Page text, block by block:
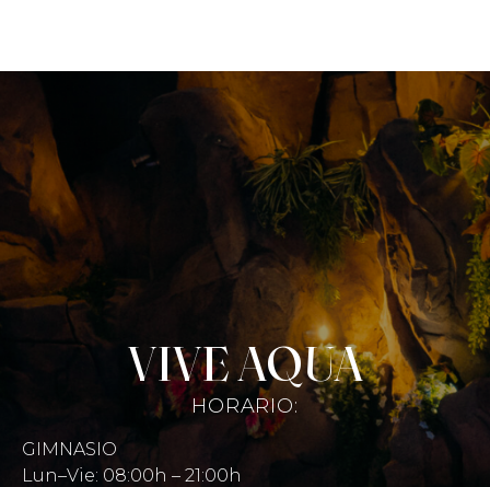
VIVE AQUA
HORARIO:
GIMNASIO
Lun–Vie: 08:00h – 21:00h